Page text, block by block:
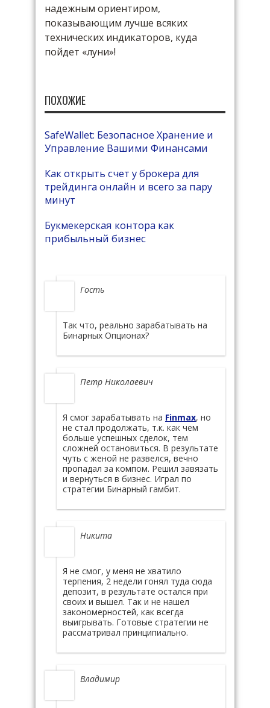
надежным ориентиром,
показывающим лучше всяких
технических индикаторов, куда
пойдет «луни»!
ПОХОЖИЕ
SafeWallet: Безопасное Хранение и
Управление Вашими Финансами
Как открыть счет у брокера для
трейдинга онлайн и всего за пару
минут
Букмекерская контора как
прибыльный бизнес
Гость
Так что, реально зарабатывать на
Бинарных Опционах?
Петр Николаевич
Я смог зарабатывать на Finmax, но
не стал продолжать, т.к. как чем
больше успешных сделок, тем
сложней остановиться. В результате
чуть с женой не развелся, вечно
пропадал за компом. Решил завязать
и вернуться в бизнес. Играл по
стратегии Бинарный гамбит.
Никита
Я не смог, у меня не хватило
терпения, 2 недели гонял туда сюда
депозит, в результате остался при
своих и вышел. Так и не нашел
закономерностей, как всегда
выигрывать. Готовые стратегии не
рассматривал принципиально.
Владимир